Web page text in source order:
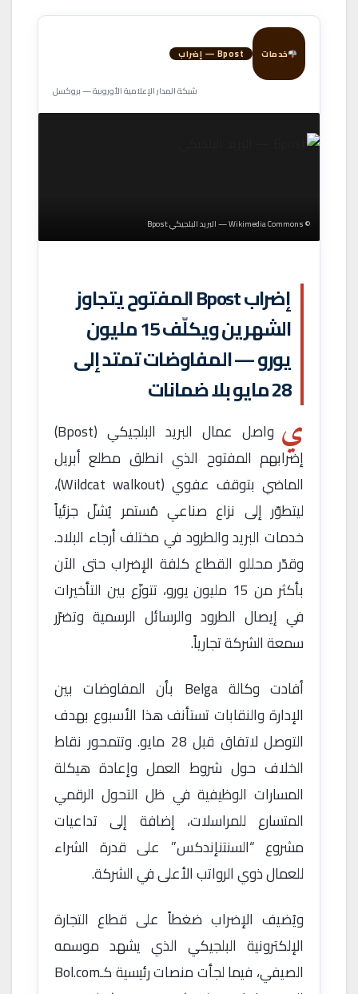
خدمات Bpost — إضراب
شبكة المدار الإعلامية الأوروبية — بروكسل
© Wikimedia Commons — البريد البلجيكي Bpost
إضراب Bpost المفتوح يتجاوز
الشهرين ويكلّف 15 مليون
يورو — المفاوضات تمتد إلى
28 مايو بلا ضمانات
ي
واصل عمال البريد البلجيكي (Bpost)
إضرابهم المفتوح الذي انطلق مطلع أبريل
الماضي بتوقف عفوي (Wildcat walkout)،
ليتطوّر إلى نزاع صناعي مُستمر يُشلّ جزئياً
خدمات البريد والطرود في مختلف أرجاء البلاد.
وقدّر محللو القطاع كلفة الإضراب حتى الآن
بأكثر من 15 مليون يورو، تتوزّع بين التأخيرات
في إيصال الطرود والرسائل الرسمية وتضرّر
سمعة الشركة تجارياً.
أفادت وكالة Belga بأن المفاوضات بين
الإدارة والنقابات تستأنف هذا الأسبوع بهدف
التوصل لاتفاق قبل 28 مايو. وتتمحور نقاط
الخلاف حول شروط العمل وإعادة هيكلة
المسارات الوظيفية في ظل التحول الرقمي
المتسارع للمراسلات، إضافة إلى تداعيات
مشروع “السنتنإندكس” على قدرة الشراء
للعمال ذوي الرواتب الأعلى في الشركة.
ويُضيف الإضراب ضغطاً على قطاع التجارة
الإلكترونية البلجيكي الذي يشهد موسمه
الصيفي، فيما لجأت منصات رئيسية كـBol.com